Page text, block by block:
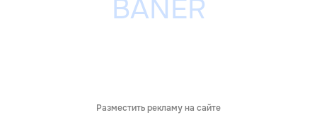
Разместить рекламу на сайте